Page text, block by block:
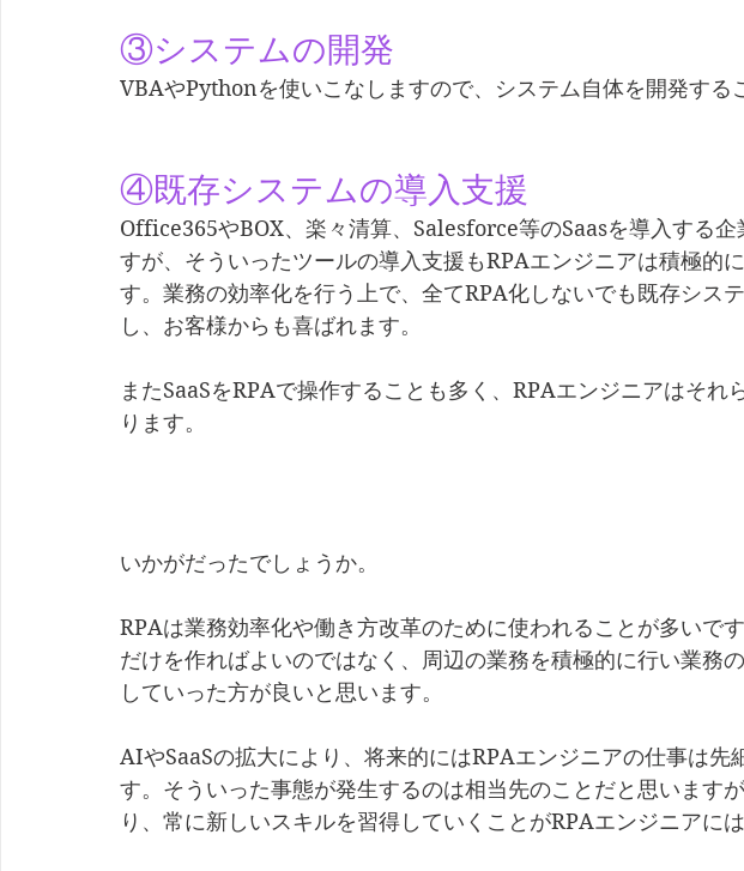
③システムの開発
VBAやPythonを使いこなしますので、システム自体を開発する
④既存システムの導入支援
Office365やBOX、楽々清算、Salesforce等のSaasを導入する企
すが、そういったツールの導入支援もRPAエンジニアは積極的
す。業務の効率化を行う上で、全てRPA化しないでも既存シス
し、お客様からも喜ばれます。
またSaaSをRPAで操作することも多く、RPAエンジニアはそれ
ります。
いかがだったでしょうか。
RPAは業務効率化や働き方改革のために使われることが多いで
だけを作ればよいのではなく、周辺の業務を積極的に行い業務
していった方が良いと思います。
AIやSaaSの拡大により、将来的にはRPAエンジニアの仕事は先
す。そういった事態が発生するのは相当先のことだと思います
り、常に新しいスキルを習得していくことがRPAエンジニアに